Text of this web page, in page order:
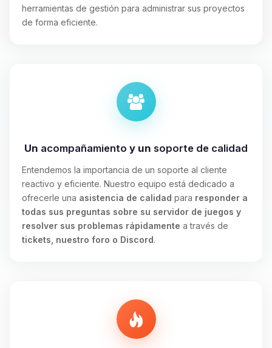
herramientas de gestión para administrar sus proyectos
de forma eficiente.
Un acompañamiento y un soporte de calidad
Entendemos la importancia de un soporte al cliente
reactivo y eficiente. Nuestro equipo está dedicado a
ofrecerle una asistencia de calidad para responder a
todas sus preguntas sobre su servidor de juegos y
resolver sus problemas rápidamente a través de
tickets, nuestro foro o Discord.